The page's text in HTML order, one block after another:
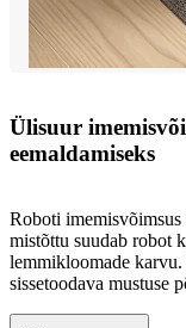
Ülisuur
eemaldamiseks
Roboti imemisvõimsus
mistõttu suudab robot
lemmikloomade karvu.
sissetoodava mustuse